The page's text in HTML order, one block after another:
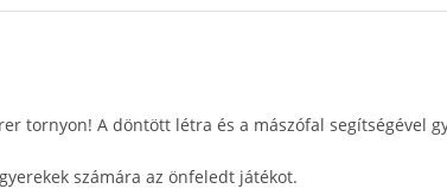
tornyon! A döntött létra és a mászófal segítségével
számára az önfeledt játékot.